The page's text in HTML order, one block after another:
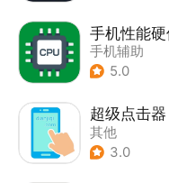
手机性能
手机辅助
5.0
超级点击器
其他
3.0